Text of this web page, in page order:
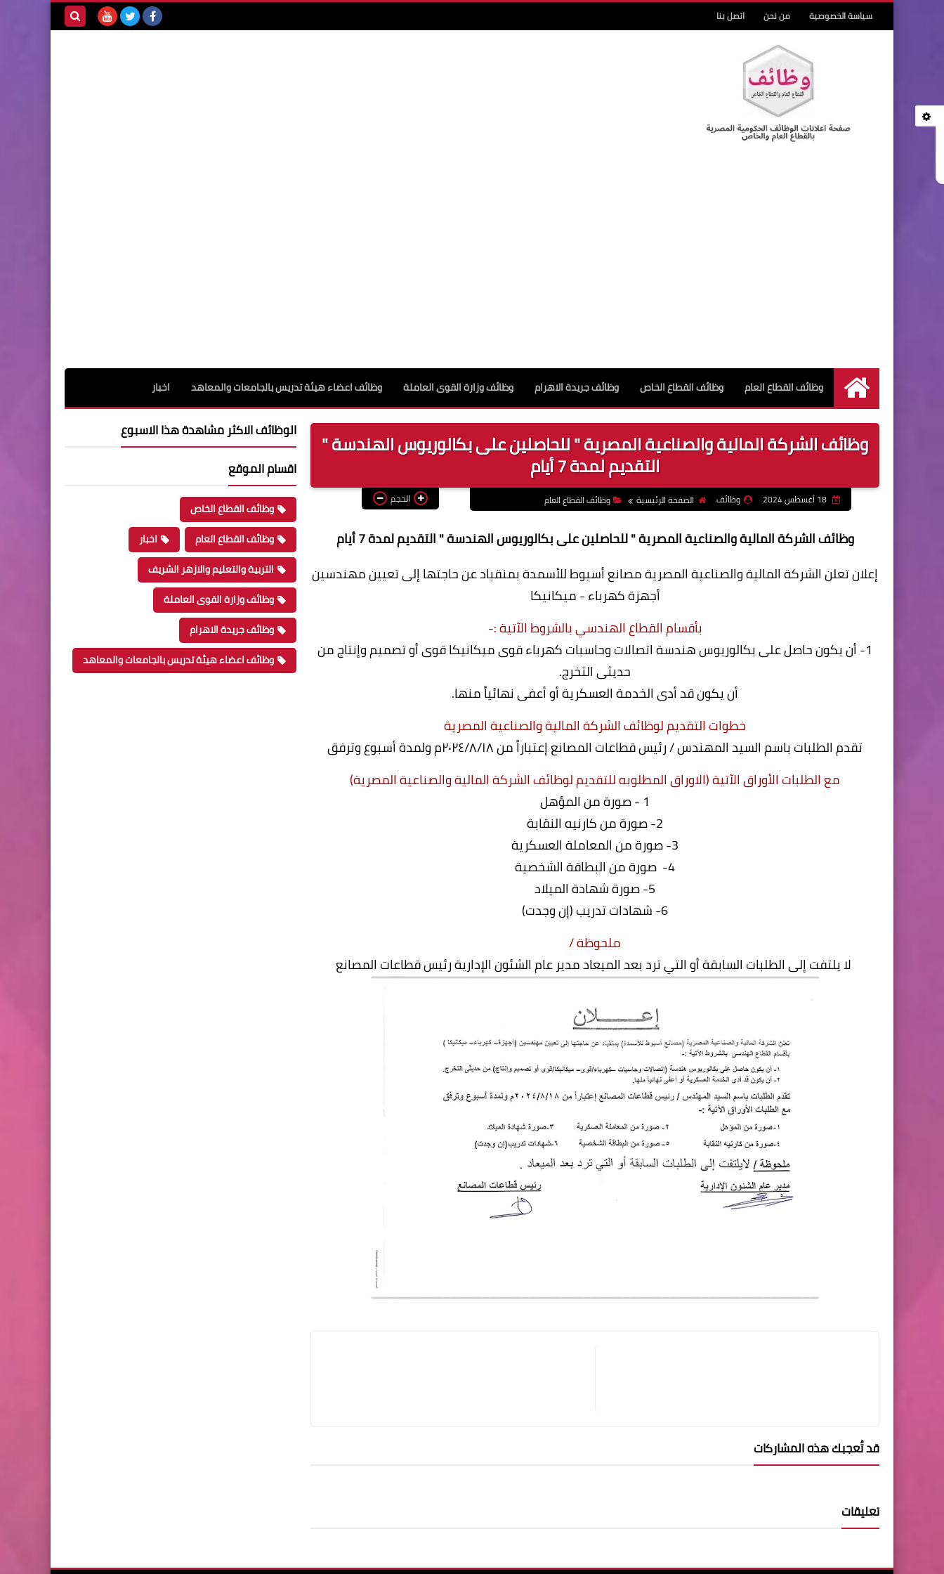
سياسة الخصوصية من نحن اتصل بنا
الرئيسية
وظائف القطاع العام وظائف القطاع الخاص وظائف جريدة الاهرام وظائف وزارة القوى العاملة وظائف اعضاء هيئة تدريس بالجامعات والمعاهد اخبار
وظائف الشركة المالية والصناعية المصرية " للحاصلين على بكالوريوس الهندسة "
التقديم لمدة 7 أيام
18 أغسطس 2024 وظائف الصفحة الرئيسية وظائف القطاع العام الحجم
وظائف الشركة المالية والصناعية المصرية " للحاصلين على بكالوريوس الهندسة " التقديم لمدة 7 أيام
إعلان تعلن الشركة المالية والصناعية المصرية مصانع أسيوط للأسمدة بمنقباد عن حاجتها إلى تعيين مهندسين
أجهزة كهرباء - ميكانيكا
بأقسام القطاع الهندسي بالشروط الآتية :-
1- أن يكون حاصل على بكالوريوس هندسة اتصالات وحاسبات كهرباء قوى ميكانيكا قوى أو تصميم وإنتاج من
حديثى التخرج.
أن يكون قد أدى الخدمة العسكرية أو أعفى نهائياً منها.
خطوات التقديم لوظائف الشركة المالية والصناعية المصرية
تقدم الطلبات باسم السيد المهندس / رئيس قطاعات المصانع إعتباراً من ٢٠٢٤/۸/۱۸م ولمدة أسبوع وترفق
مع الطلبات الأوراق الآتية (الاوراق المطلوبه للتقديم لوظائف الشركة المالية والصناعية المصرية)
1 - صورة من المؤهل
2- صورة من كارنيه النقابة
3- صورة من المعاملة العسكرية
4- صورة من البطاقة الشخصية
5- صورة شهادة الميلاد
6- شهادات تدريب (إن وجدت)
ملحوظة /
لا يلتفت إلى الطلبات السابقة أو التي ترد بعد الميعاد مدير عام الشئون الإدارية رئيس قطاعات المصانع
قد تُعجبك هذه المشاركات
تعليقات
الوظائف الاكثر مشاهدة هذا الاسبوع
اقسام الموقع
وظائف القطاع الخاص
وظائف القطاع العام
اخبار
التربية والتعليم والازهر الشريف
وظائف وزارة القوى العاملة
وظائف جريدة الاهرام
وظائف اعضاء هيئة تدريس بالجامعات والمعاهد